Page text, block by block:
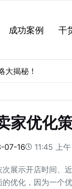
成功案例 干
大揭秘！
家优化
07-16 11:45 上午
展示开店时间、
优化，因为一个